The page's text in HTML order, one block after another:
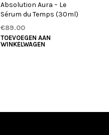
Absolution Aura – Le
Sérum du Temps (30ml)
€89.00
TOEVOEGEN AAN
WINKELWAGEN